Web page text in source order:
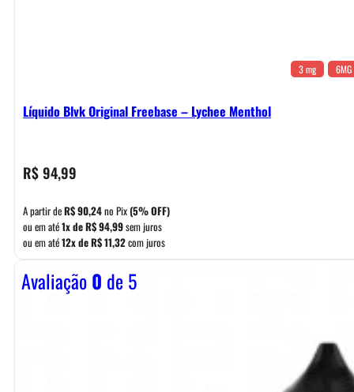
3 mg 6MG
Líquido Blvk Original Freebase – Lychee Menthol
R$94,99
A partir deR$90,24no Pix(5% OFF)
ou em até1x deR$94,99sem juros
ou em até12x deR$11,32com juros
Avaliação0 de 5